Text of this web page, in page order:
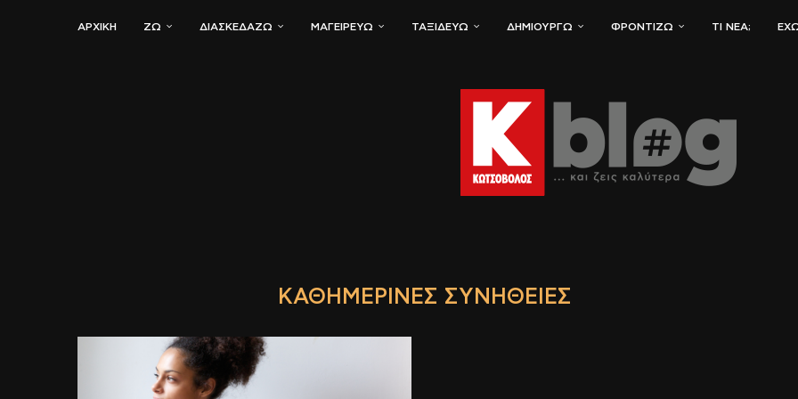
ΑΡΧΙΚΗ ΖΏ ΔΙΑΣΚΕΔΆΖΩ ΜΑΓΕΙΡΕΎΩ ΤΑΞΙΔΕΎΩ ΔΗΜΙΟΥΡΓΏ ΦΡΟΝΤΊΖΩ ΤΙ ΝΈΑ;
ΚΑΘΗΜΕΡΙΝΈΣ ΣΥΝΉΘΕΙΕΣ